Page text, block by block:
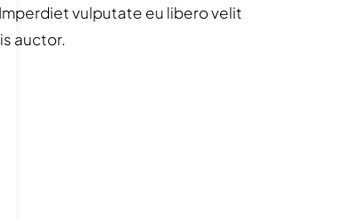
vulputate eu libero velit
auctor.